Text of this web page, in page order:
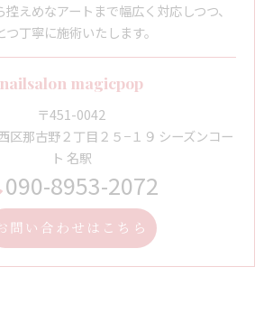
えめなアートまで幅広く対応しつつ、
丁寧に施術いたします。
nailsalon magicpop
〒451-0042
区那古野２丁目２５−１９ シーズンコー
ト 名駅
090-8953-2072
問い合わせはこちら